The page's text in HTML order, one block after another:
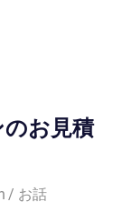
お見積
お話